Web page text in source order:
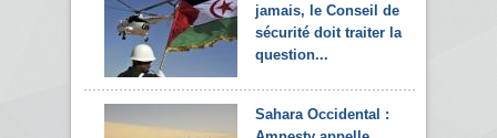
jamais, le Conseil de
sécurité doit traiter la
question...
Sahara Occidental :